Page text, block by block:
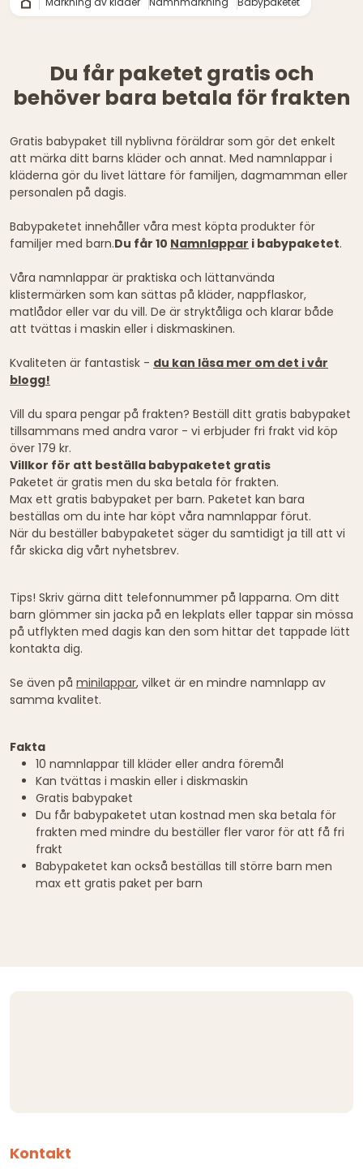
Du får paketet gratis och
behöver bara betala för frakten
Gratis babypaket till nyblivna föräldrar som gör det enkelt
att märka ditt barns kläder och annat. Med namnlappar i
kläderna gör du livet lättare för familjen, dagmamman eller
personalen på dagis.
Babypaketet innehåller våra mest köpta produkter för
familjer med barn.Du får 10 Namnlappar i babypaketet.
Våra namnlappar är praktiska och lättanvända
klistermärken som kan sättas på kläder, nappflaskor,
matlådor eller var du vill. De är stryktåliga och klarar både
att tvättas i maskin eller i diskmaskinen.
Kvaliteten är fantastisk - du kan läsa mer om det i vår
blogg!
Vill du spara pengar på frakten? Beställ ditt gratis babypaket
tillsammans med andra varor - vi erbjuder fri frakt vid köp
över 179 kr.
Villkor för att beställa babypaketet gratis
Paketet är gratis men du ska betala för frakten.
Max ett gratis babypaket per barn. Paketet kan bara
beställas om du inte har köpt våra namnlappar förut.
När du beställer babypaketet säger du samtidigt ja till att vi
får skicka dig vårt nyhetsbrev.
Tips! Skriv gärna ditt telefonnummer på lapparna. Om ditt
barn glömmer sin jacka på en lekplats eller tappar sin mössa
på utflykten med dagis kan den som hittar det tappade lätt
kontakta dig.
Se även på minilappar, vilket är en mindre namnlapp av
samma kvalitet.
Fakta
10 namnlappar till kläder eller andra föremål
Kan tvättas i maskin eller i diskmaskin
Gratis babypaket
Du får babypaketet utan kostnad men ska betala för
frakten med mindre du beställer fler varor för att få fri
frakt
Babypaketet kan också beställas till större barn men
max ett gratis paket per barn
Kontakt